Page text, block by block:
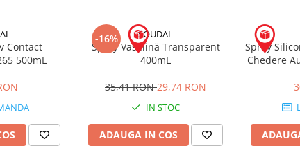
Contact
500mL
-16% SOUDAL
Spray Vaselină Transparent
400mL
35,41 RON29,74 RON
IN STOC
ADAUGA IN COS
Spray
Chedere